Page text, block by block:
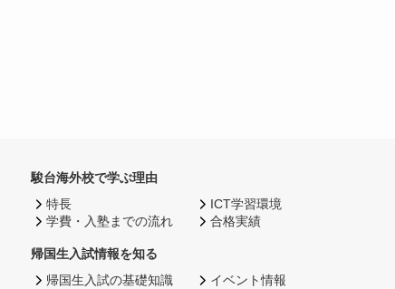
駿台海外校で学ぶ理由
特長
学費・入塾までの流れ
ICT学習環境
合格実績
帰国生入試情報を知る
帰国生入試の基礎知識
イベント情報